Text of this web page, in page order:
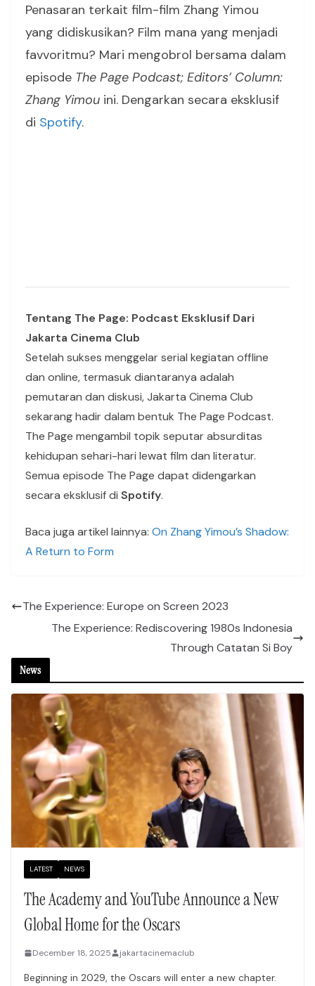
Penasaran terkait film-film Zhang Yimou
yang didiskusikan? Film mana yang menjadi
favvoritmu? Mari mengobrol bersama dalam
episode The Page Podcast; Editors’ Column:
Zhang Yimou ini. Dengarkan secara eksklusif
di Spotify.
Tentang The Page: Podcast Eksklusif Dari
Jakarta Cinema Club
Setelah sukses menggelar serial kegiatan offline
dan online, termasuk diantaranya adalah
pemutaran dan diskusi, Jakarta Cinema Club
sekarang hadir dalam bentuk The Page Podcast.
The Page mengambil topik seputar absurditas
kehidupan sehari-hari lewat film dan literatur.
Semua episode The Page dapat didengarkan
secara eksklusif di Spotify.
Baca juga artikel lainnya: On Zhang Yimou’s Shadow:
A Return to Form
The Experience: Europe on Screen 2023
The Experience: Rediscovering 1980s Indonesia
Through Catatan Si Boy
News
LATEST NEWS
The Academy and YouTube Announce a New
Global Home for the Oscars
December 18, 2025 jakartacinemaclub
Beginning in 2029, the Oscars will enter a new chapter.